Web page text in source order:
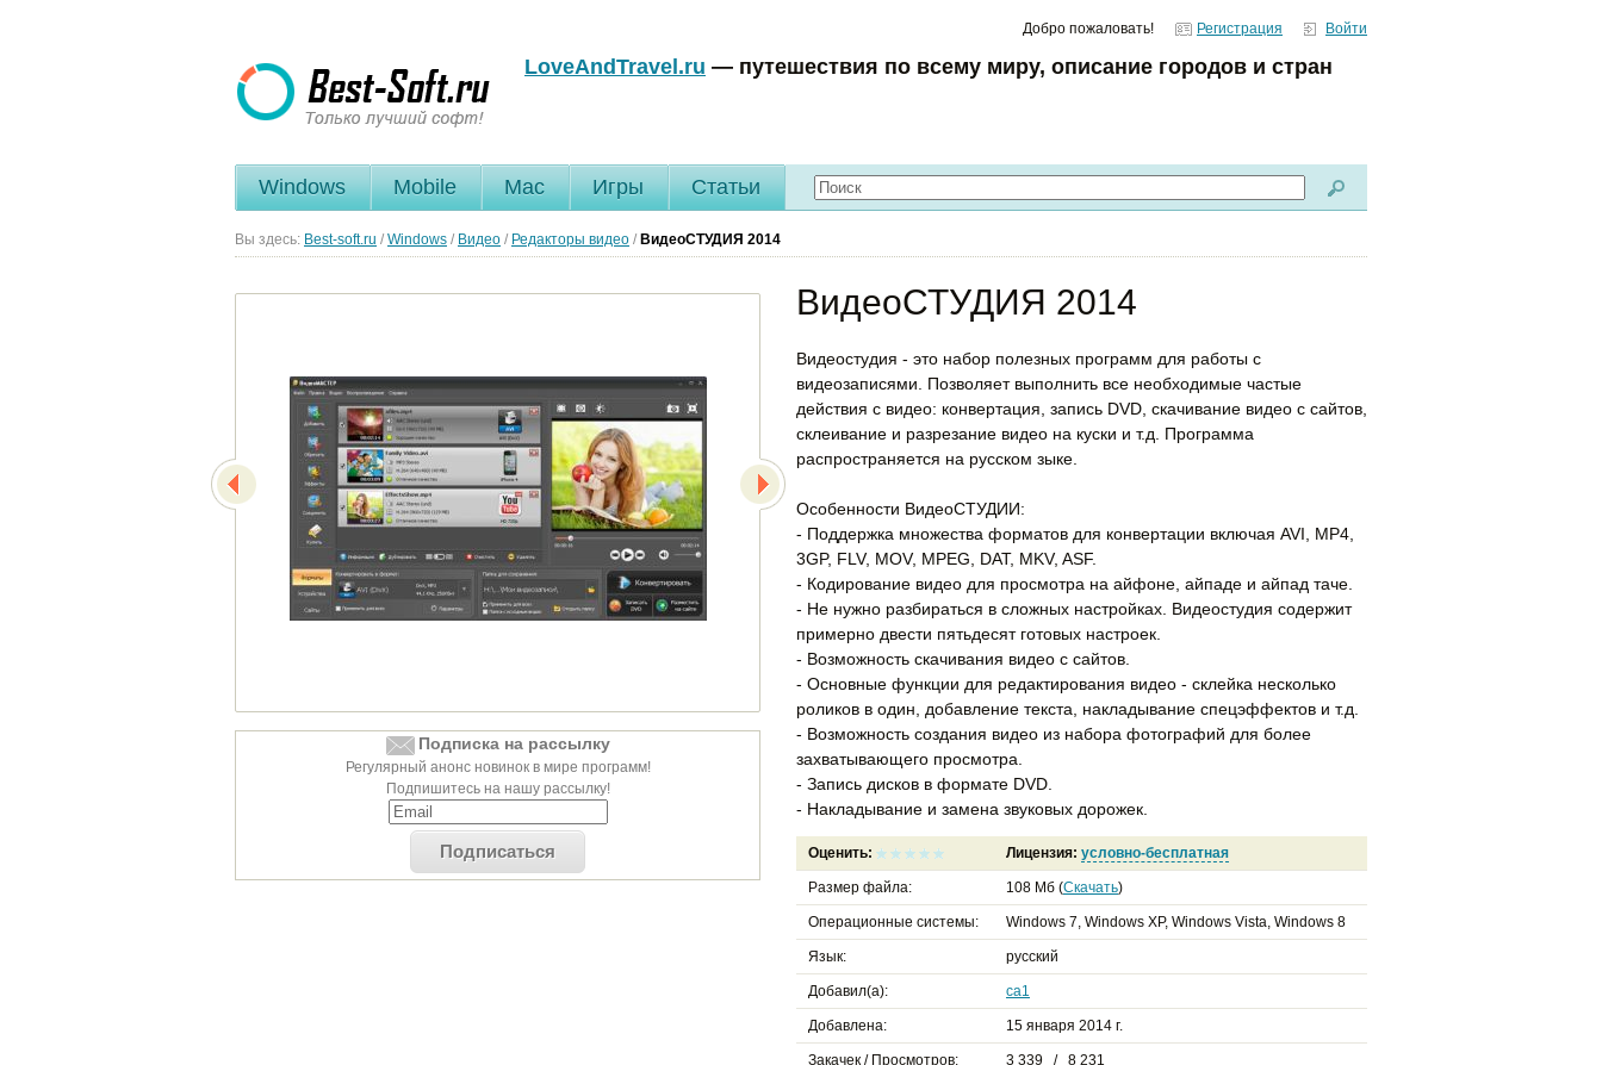
Добро пожаловать! Регистрация Войти
LoveAndTravel.ru — путешествия по всему миру, описание городов и стран
Windows Mobile Mac Игры Статьи
Вы здесь: Best-soft.ru / Windows / Видео / Редакторы видео / ВидеоСТУДИЯ 2014
Подписка на рассылку
Регулярный анонс новинок в мире программ!
Подпишитесь на нашу рассылку!
Подписаться
ВидеоСТУДИЯ 2014
Видеостудия - это набор полезных программ для работы с
видеозаписями. Позволяет выполнить все необходимые частые
действия с видео: конвертация, запись DVD, скачивание видео с сайтов,
склеивание и разрезание видео на куски и т.д. Программа
распространяется на русском зыке.
Особенности ВидеоСТУДИИ:
- Поддержка множества форматов для конвертации включая AVI, MP4,
3GP, FLV, MOV, MPEG, DAT, MKV, ASF.
- Кодирование видео для просмотра на айфоне, айпаде и айпад таче.
- Не нужно разбираться в сложных настройках. Видеостудия содержит
примерно двести пятьдесят готовых настроек.
- Возможность скачивания видео с сайтов.
- Основные функции для редактирования видео - склейка несколько
роликов в один, добавление текста, накладывание спецэффектов и т.д.
- Возможность создания видео из набора фотографий для более
захватывающего просмотра.
- Запись дисков в формате DVD.
- Накладывание и замена звуковых дорожек.
Оценить: Лицензия: условно-бесплатная
Размер файла: 108 Мб (Скачать)
Операционные системы: Windows 7, Windows XP, Windows Vista, Windows 8
Язык: русский
Добавил(а): ca1
Добавлена: 15 января 2014 г.
Закачек / Просмотров:
3 339 / 8 231